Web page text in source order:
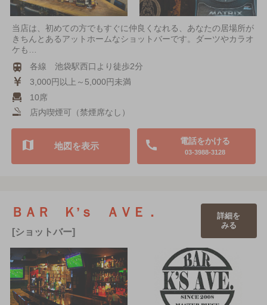
当店は、初めての方でもすぐに仲良くなれる、あなたの居場所が
きちんとあるアットホームなショットバーです。ダーツやカラオ
ケも…
各線 池袋駅西口より徒歩2分
3,000円以上～5,000円未満
10席
店内喫煙可（禁煙席なし）
電話をかける
03-3988-3128
地図を表示
ＢＡＲ Ｋ’ｓ ＡＶＥ．
[ショットバー]
詳細を
みる